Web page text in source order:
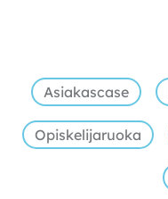
Asiakascase
Opiskelijaruoka